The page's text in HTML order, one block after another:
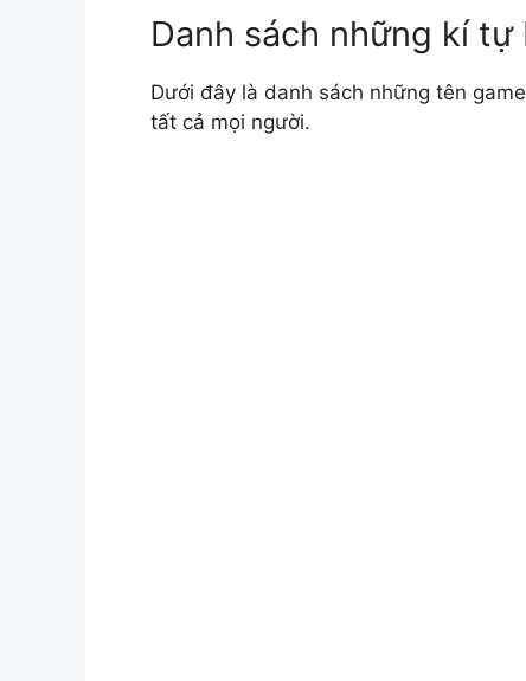
Danh sách những kí tự
Dưới đây là danh sách những tên
tất cả mọi người.